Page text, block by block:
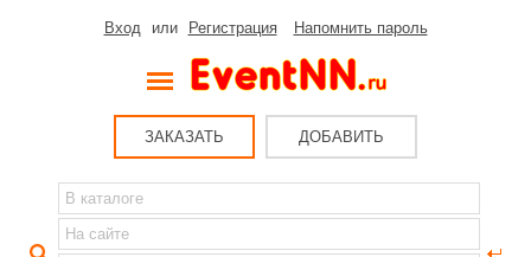
Вход или Регистрация Напомнить пароль
ЗАКАЗАТЬ ДОБАВИТЬ